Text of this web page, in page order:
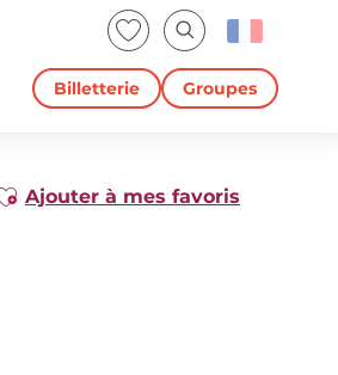
Voir les favoris
Recherche
Billetterie Groupes
aux favoris
Ajouter à mes favoris